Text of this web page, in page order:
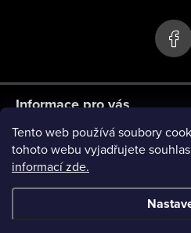
Tento web používá soubory
tohoto webu vyjadřujete
informací zde.
Informace pro vás
Blog
Novinky